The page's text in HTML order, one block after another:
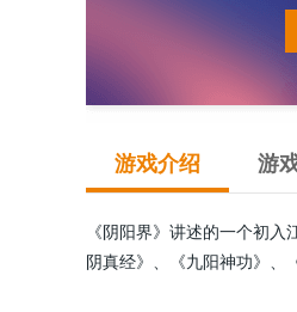
游戏介绍 游
《阴阳界》讲述的一个初
阴真经》、《九阳神功》、